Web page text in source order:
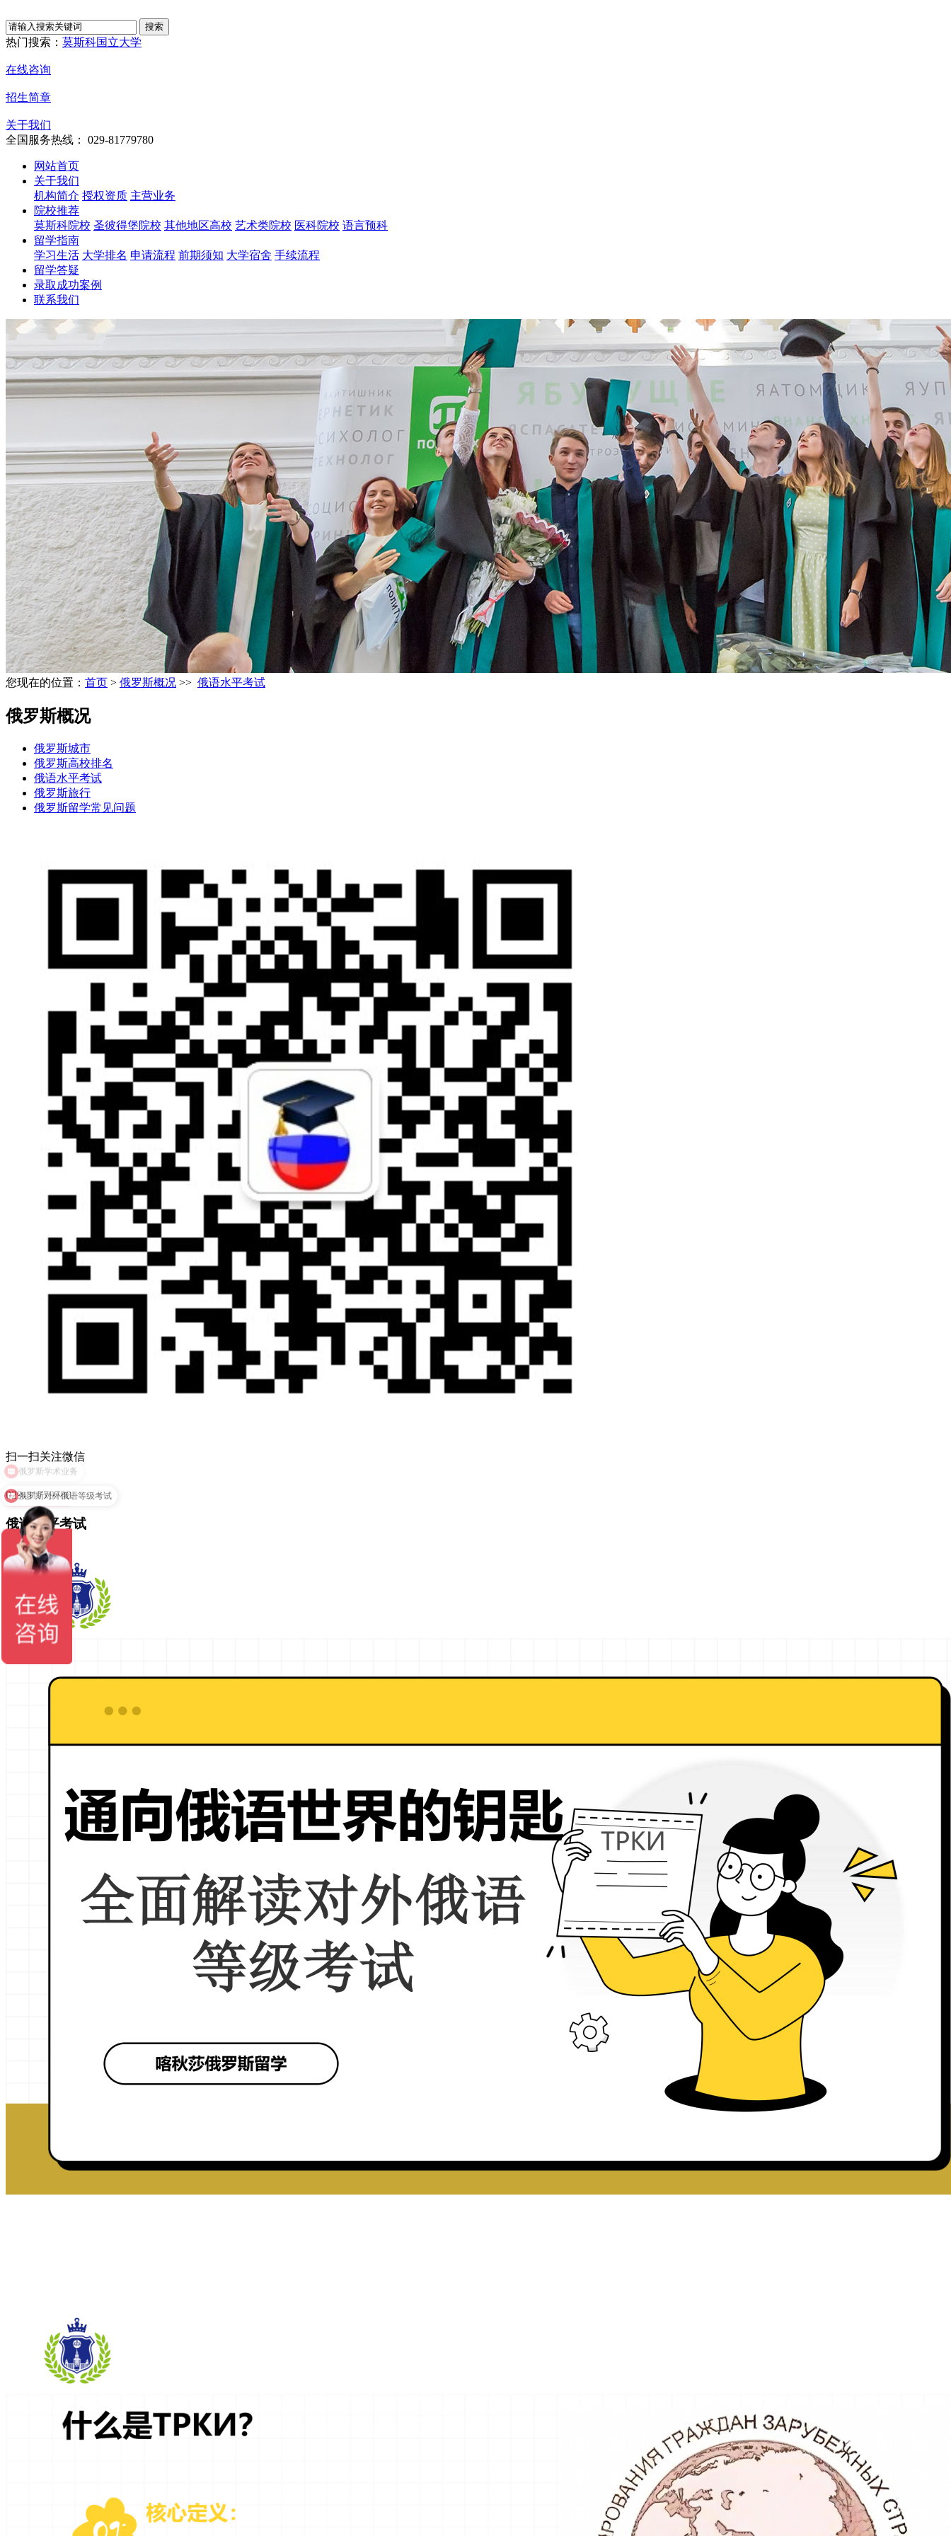
热门搜索： 莫斯科国立大学
在线咨询
招生简章
关于我们
全国服务热线： 029-81779780
网站首页
关于我们
机构简介 授权资质 主营业务
院校推荐
莫斯科院校 圣彼得堡院校 其他地区高校 艺术类院校 医科院校 语言预科
留学指南
学习生活 大学排名 申请流程 前期须知 大学宿舍 手续流程
留学答疑
录取成功案例
联系我们
您现在的位置： 首页 > 俄罗斯概况 >> 俄语水平考试
俄罗斯概况
俄罗斯城市
俄罗斯高校排名
俄语水平考试
俄罗斯旅行
俄罗斯留学常见问题
扫一扫关注微信
029-81779780
俄语水平考试
俄罗斯对外俄语等级考试